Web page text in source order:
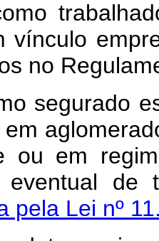
vínculo
no
segurado
ou em
eventual
pela Lei nº